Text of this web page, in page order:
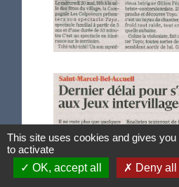
This site uses cookies and gives
to activate
OK, accept all
Deny